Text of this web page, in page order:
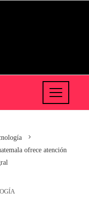
ofrece atención